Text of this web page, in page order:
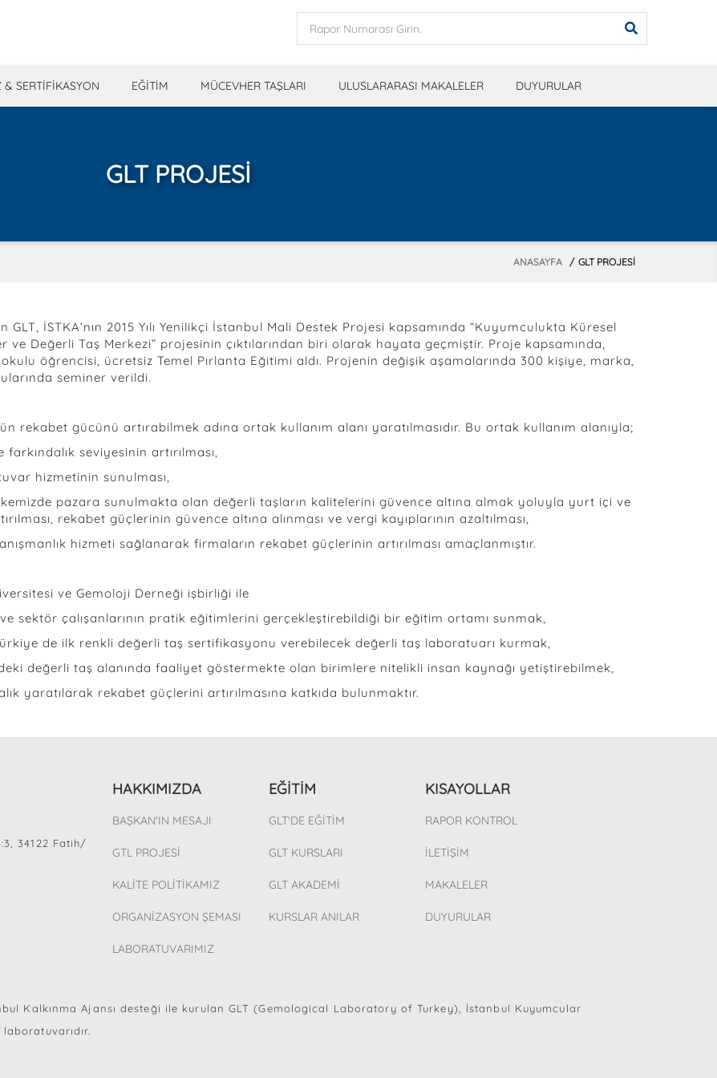
& SERTİFİKASYON EĞİTİM MÜCEVHER TAŞLARI ULUSLARARASI MAKALELER DUYURULAR
GLT PROJESI
ANASAYFA GLT PROJESI
İSTKA’nın 2015 Yılı Yenilikçi İstanbul Mali Destek Projesi kapsamında “Kuyumculukta Küresel
ve Değerli Taş Merkezi” projesinin çıktılarından biri olarak hayata geçmiştir. Proje kapsamında,
öğrencisi, ücretsiz Temel Pırlanta Eğitimi aldı. Projenin değişik aşamalarında 300 kişiye, marka,
seminer verildi.
rekabet gücünü artırabilmek adına ortak kullanım alanı yaratılmasıdır. Bu ortak kullanım alanıyla;
seviyesinin artırılması,
hizmetinin sunulması,
pazara sunulmakta olan değerli taşların kalitelerini güvence altına almak yoluyla yurt içi ve
rekabet güçlerinin güvence altına alınması ve vergi kayıplarının azaltılması,
hizmeti sağlanarak firmaların rekabet güçlerinin artırılması amaçlanmıştır.
ve Gemoloji Derneği işbirliği ile
sektör çalışanlarının pratik eğitimlerini gerçekleştirebildiği bir eğitim ortamı sunmak,
de ilk renkli değerli taş sertifikasyonu verebilecek değerli taş laboratuarı kurmak,
değerli taş alanında faaliyet göstermekte olan birimlere nitelikli insan kaynağı yetiştirebilmek,
yaratılarak rekabet güçlerini artırılmasına katkıda bulunmaktır.
34122 Fatih/
HAKKIMIZDA
BAŞKAN'IN MESAJI
GTL PROJESİ
KALİTE POLİTİKAMIZ
ORGANİZASYON ŞEMASI
LABORATUVARIMIZ
EĞİTİM
GLT'DE EĞİTİM
GLT KURSLARI
GLT AKADEMİ
KURSLAR ANILAR
KISAYOLLAR
RAPOR KONTROL
İLETİŞİM
MAKALELER
DUYURULAR
Kalkınma Ajansı desteği ile kurulan GLT (Gemological Laboratory of Turkey), İstanbul Kuyumcular